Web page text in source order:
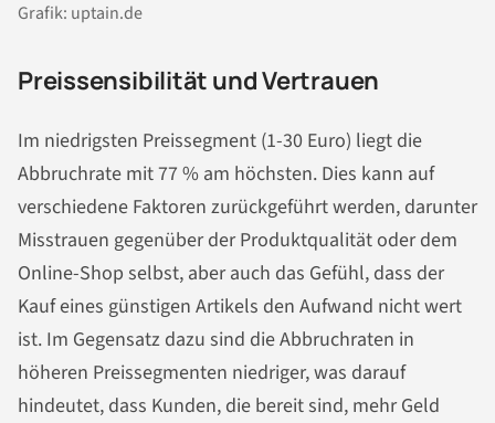
Grafik: uptain.de
Preissensibilität und Vertrauen
Im niedrigsten Preissegment (1-30 Euro) liegt die
Abbruchrate mit 77 % am höchsten. Dies kann auf
verschiedene Faktoren zurückgeführt werden, darunter
Misstrauen gegenüber der Produktqualität oder dem
Online-Shop selbst, aber auch das Gefühl, dass der
Kauf eines günstigen Artikels den Aufwand nicht wert
ist. Im Gegensatz dazu sind die Abbruchraten in
höheren Preissegmenten niedriger, was darauf
hindeutet, dass Kunden, die bereit sind, mehr Geld